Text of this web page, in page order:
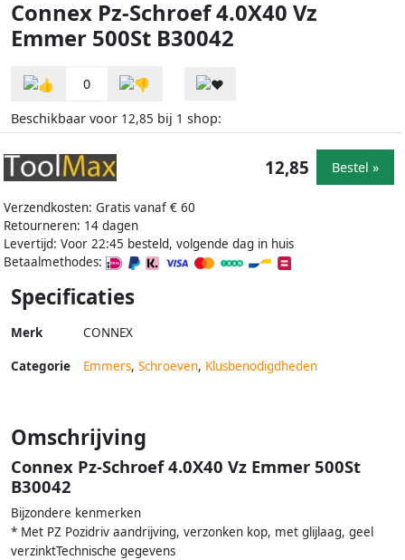
Connex Pz-Schroef 4.0X40 Vz
Emmer 500St B30042
0
Beschikbaar voor 12,85 bij 1 shop:
Verzendkosten: Gratis vanaf € 60
Retourneren: 14 dagen
Levertijd: Voor 22:45 besteld, volgende dag in huis
Betaalmethodes:
12,85 Bestel »
Specificaties
Merk CONNEX
Categorie Emmers, Schroeven, Klusbenodigdheden
Omschrijving
Connex Pz-Schroef 4.0X40 Vz Emmer 500St
B30042
Bijzondere kenmerken
* Met PZ Pozidriv aandrijving, verzonken kop, met glijlaag, geel
verzinktTechnische gegevens